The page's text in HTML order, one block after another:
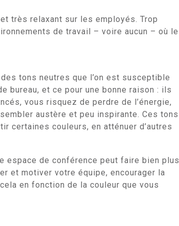
très relaxant sur les employés. Trop
de travail – voire aucun – où le
tons neutres que l’on est susceptible
bureau, et ce pour une bonne raison : ils
vous risquez de perdre de l’énergie,
austère et peu inspirante. Ces tons
certaines couleurs, en atténuer d’autres
espace de conférence peut faire bien plus
et motiver votre équipe, encourager la
en fonction de la couleur que vous